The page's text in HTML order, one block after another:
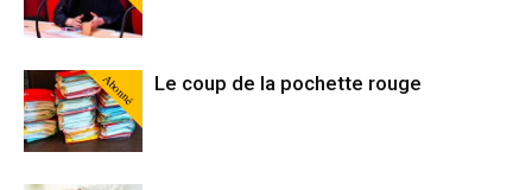
Abonné Le coup de la pochette rouge